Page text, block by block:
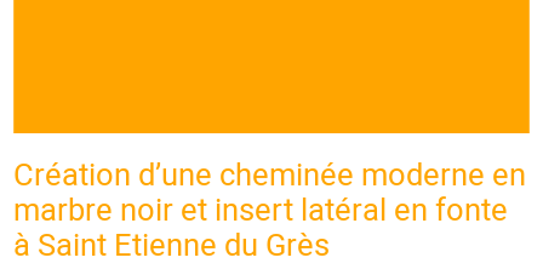
Création d’une cheminée moderne en
marbre noir et insert latéral en fonte
à Saint Etienne du Grès